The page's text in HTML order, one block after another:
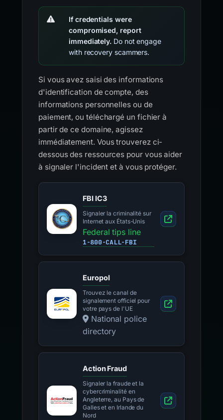
If credentials were
compromised, report
immediately. Do not engage
with recovery scammers.
Si vous avez saisi des informations
d'identification de compte, des
informations personnelles ou de
paiement, ou téléchargé un fichier à
partir de ce domaine, agissez
immédiatement. Vous trouverez ci-
dessous des ressources pour vous aider
à signaler l'incident et à vous protéger.
FBI IC3
Signaler la criminalité sur
Internet aux États-Unis
Federal tips line
1-800-CALL-FBI
Europol
Trouvez le canal de
signalement officiel pour
votre pays de l'UE
National police
directory
Action Fraud
Signaler la fraude et la
cybercriminalité en
Angleterre, au Pays de
Galles et en Irlande du
Nord